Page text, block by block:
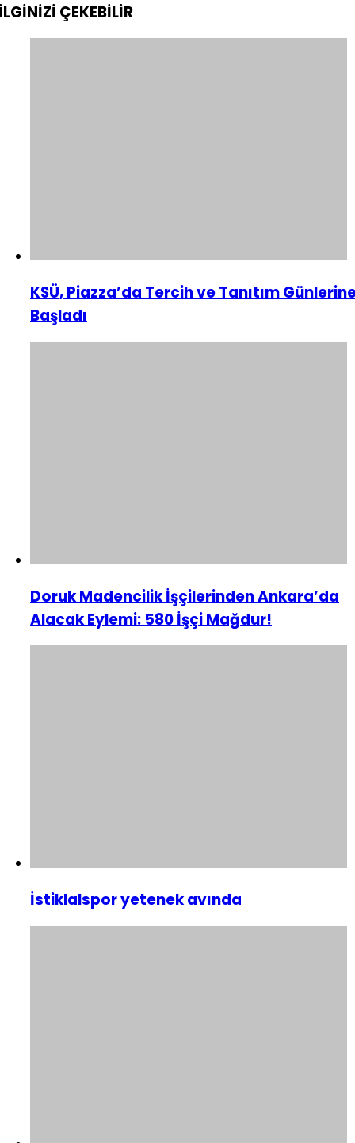
ÇEKEBİLİR
KSÜ, Piazza’da Tercih ve Tanıtım
Başladı
Doruk Madencilik İşçilerinden Ankara’da
Alacak Eylemi: 580 İşçi Mağdur!
İstiklalspor yetenek avında